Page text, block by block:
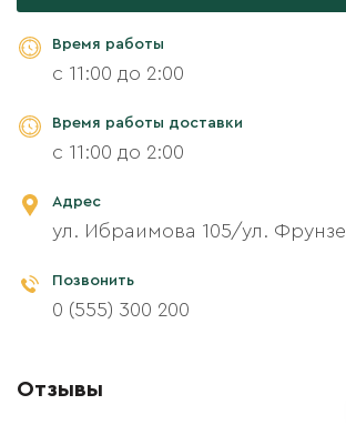
Время работы
с 11:00 до 2:00
Время работы доставки
с 11:00 до 2:00
Адрес
ул. Ибраимова 105/ул. Фрунзе
Позвонить
0 (555) 300 200
Отзывы